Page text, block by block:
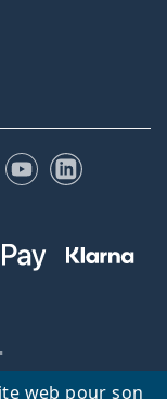
web pour son
YouTubeLinkedIn